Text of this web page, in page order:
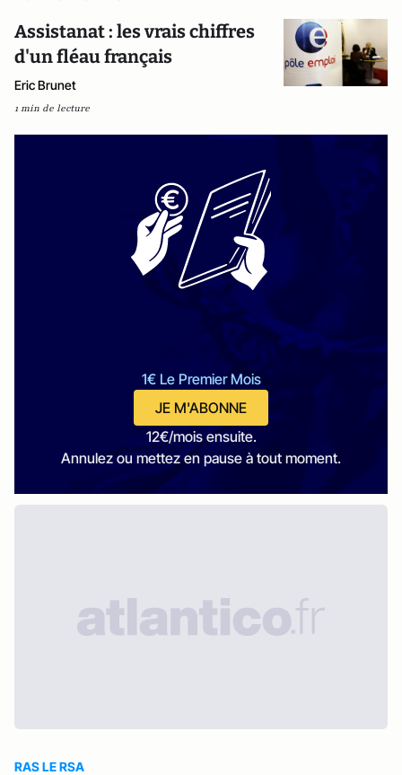
Assistanat : les vrais chiffres
d'un fléau français
Eric Brunet
1 min de lecture
1€ Le Premier Mois
JE M'ABONNE
12€/mois ensuite.
Annulez ou mettez en pause à tout moment.
RAS LE RSA